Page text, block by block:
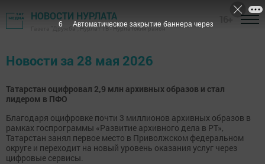
НОВОСТИ НУРЛАТА
Газета "Дружба", Нурлат ТВ - Нурлатский район
Новости за 28 мая 2026
Татарстан оцифровал 2,9 млн архивных образов и стал
лидером в ПФО
Благодаря оцифровке почти 3 миллионов архивных образов в
рамках госпрограммы «Развитие архивного дела в РТ»,
Татарстан занял первое место в Приволжском федеральном
округе и переходит на новый уровень оказания услуг через
цифровые сервисы.
5 Автоматическое закрытие баннера через